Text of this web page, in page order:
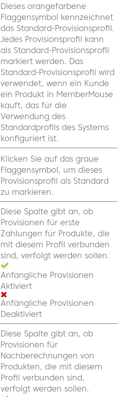
Dieses orangefarbene
Flaggensymbol kennzeichnet
das Standard-Provisionsprofil.
Jedes Provisionsprofil kann
als Standard-Provisionsprofil
markiert werden. Das
Standard-Provisionsprofil wird
verwendet, wenn ein Kunde
ein Produkt in MemberMouse
kauft, das für die
Verwendung des
Standardprofils des Systems
konfiguriert ist.
Klicken Sie auf das graue
Flaggensymbol, um dieses
Provisionsprofil als Standard
zu markieren.
Diese Spalte gibt an, ob
Provisionen für erste
Zahlungen für Produkte, die
mit diesem Profil verbunden
sind, verfolgt werden sollen.
Anfängliche Provisionen
Aktiviert
Anfängliche Provisionen
Deaktiviert
Diese Spalte gibt an, ob
Provisionen für
Nachberechnungen von
Produkten, die mit diesem
Profil verbunden sind,
verfolgt werden sollen.